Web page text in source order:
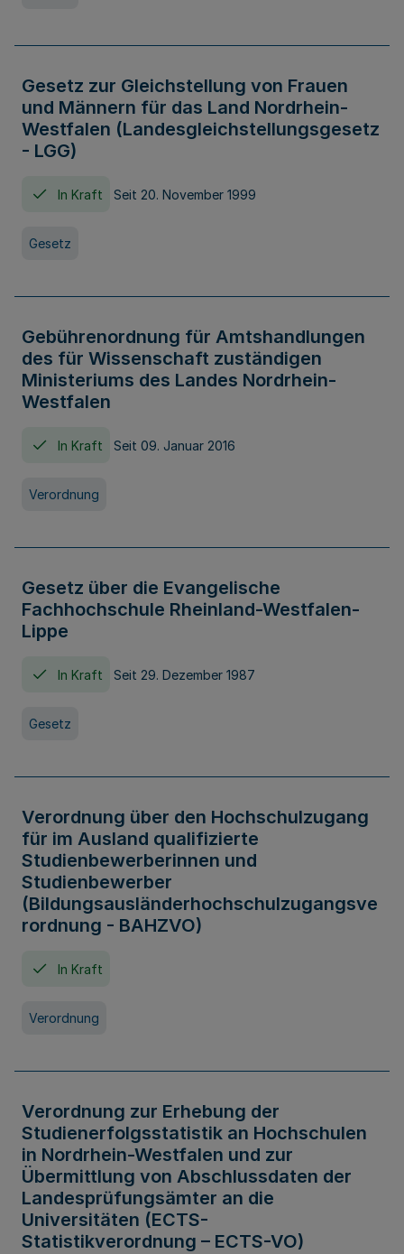
Gesetz zur Gleichstellung von Frauen
und Männern für das Land Nordrhein-
Westfalen (Landesgleichstellungsgesetz
- LGG)
In Kraft Seit 20. November 1999
Gesetz
Gebührenordnung für Amtshandlungen
des für Wissenschaft zuständigen
Ministeriums des Landes Nordrhein-
Westfalen
In Kraft Seit 09. Januar 2016
Verordnung
Gesetz über die Evangelische
Fachhochschule Rheinland-Westfalen-
Lippe
In Kraft Seit 29. Dezember 1987
Gesetz
Verordnung über den Hochschulzugang
für im Ausland qualifizierte
Studienbewerberinnen und
Studienbewerber
(Bildungsausländerhochschulzugangsve
rordnung - BAHZVO)
In Kraft
Verordnung
Verordnung zur Erhebung der
Studienerfolgsstatistik an Hochschulen
in Nordrhein-Westfalen und zur
Übermittlung von Abschlussdaten der
Landesprüfungsämter an die
Universitäten (ECTS-
Statistikverordnung – ECTS-VO)